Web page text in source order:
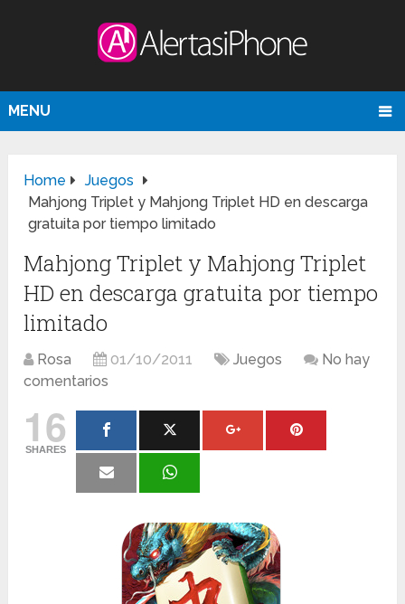
MENU
Home
Juegos
Mahjong Triplet y Mahjong Triplet HD en descarga
gratuita por tiempo limitado
Mahjong Triplet y Mahjong Triplet
HD en descarga gratuita por tiempo
limitado
Rosa 01/10/2011 Juegos
No hay
comentarios
16
SHARES